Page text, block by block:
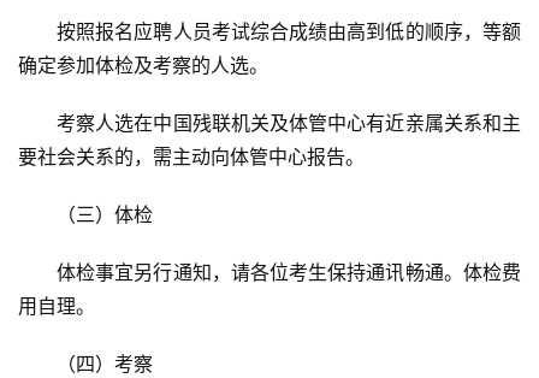
按照报名应聘人员考试综合成绩由高到低的顺序，等额
确定参加体检及考察的人选。
考察人选在中国残联机关及体管中心有近亲属关系和主
要社会关系的，需主动向体管中心报告。
（三）体检
体检事宜另行通知，请各位考生保持通讯畅通。体检费
用自理。
（四）考察